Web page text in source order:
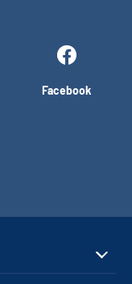
Facebook